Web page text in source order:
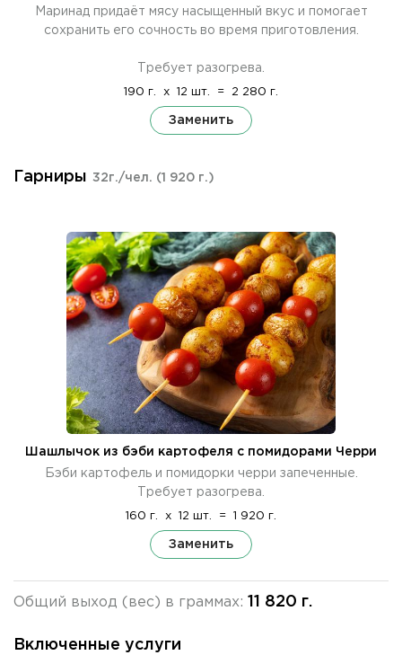
Маринад придаёт мясу насыщенный вкус и помогает
сохранить его сочность во время приготовления.
Требует разогрева.
190 г. x 12 шт. = 2 280 г.
Заменить
Гарниры 32г./чел. (1 920 г.)
Шашлычок из бэби картофеля с помидорами Черри
Бэби картофель и помидорки черри запеченные.
Требует разогрева.
160 г. x 12 шт. = 1 920 г.
Заменить
Общий выход (вес) в граммах: 11 820 г.
Включенные услуги